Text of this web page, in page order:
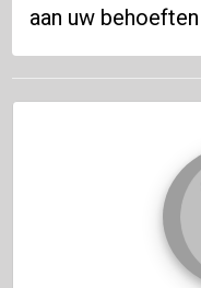
aan uw